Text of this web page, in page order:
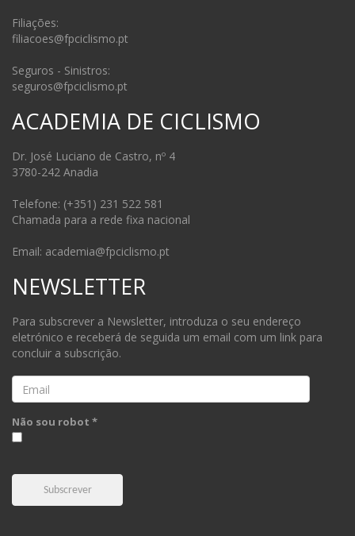
Filiações:
filiacoes@fpciclismo.pt
Seguros - Sinistros:
seguros@fpciclismo.pt
ACADEMIA DE CICLISMO
Dr. José Luciano de Castro, nº 4
3780-242 Anadia
Telefone: (+351) 231 522 581
Chamada para a rede fixa nacional
Email: academia@fpciclismo.pt
NEWSLETTER
Para subscrever a Newsletter, introduza o seu endereço
eletrónico e receberá de seguida um email com um link para
concluir a subscrição.
Email
Não sou robot *
Subscrever